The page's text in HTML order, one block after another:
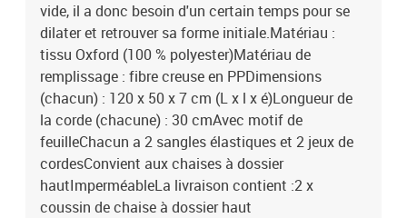
vide, il a donc besoin d'un certain temps pour se
dilater et retrouver sa forme initiale.Matériau :
tissu Oxford (100 % polyester)Matériau de
remplissage : fibre creuse en PPDimensions
(chacun) : 120 x 50 x 7 cm (L x l x é)Longueur de
la corde (chacune) : 30 cmAvec motif de
feuilleChacun a 2 sangles élastiques et 2 jeux de
cordesConvient aux chaises à dossier
hautImperméableLa livraison contient :2 x
coussin de chaise à dossier haut